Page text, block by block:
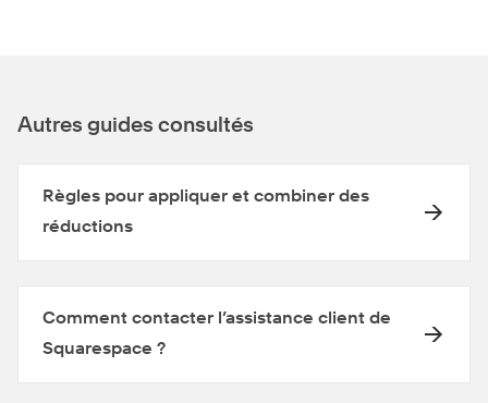
Autres guides consultés
Règles pour appliquer et combiner des
réductions
Comment contacter l’assistance client de
Squarespace ?